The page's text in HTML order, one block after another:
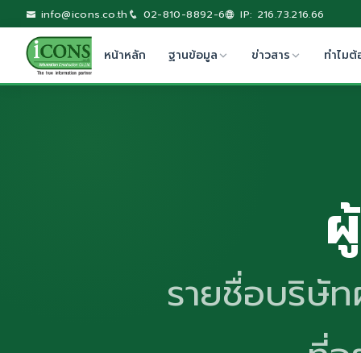
info@icons.co.th 02-810-8892-6 IP: 216.73.216.66
หน้าหลัก ฐานข้อมูล ข่าวสาร ทำไมต้
รายชื่อบริษั